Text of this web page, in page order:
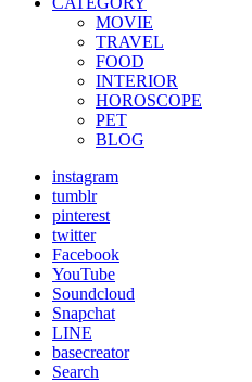
MOVIE
TRAVEL
FOOD
INTERIOR
HOROSCOPE
PET
BLOG
instagram
tumblr
pinterest
twitter
Facebook
YouTube
Soundcloud
Snapchat
LINE
basecreator
Search